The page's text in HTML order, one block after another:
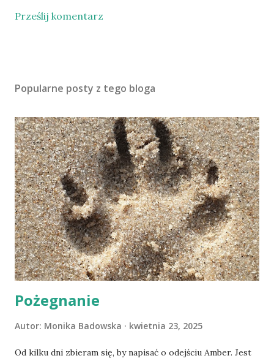
Prześlij komentarz
Popularne posty z tego bloga
Pożegnanie
Autor: Monika Badowska kwietnia 23, 2025
Od kilku dni zbieram się, by napisać o odejściu Amber. Jest